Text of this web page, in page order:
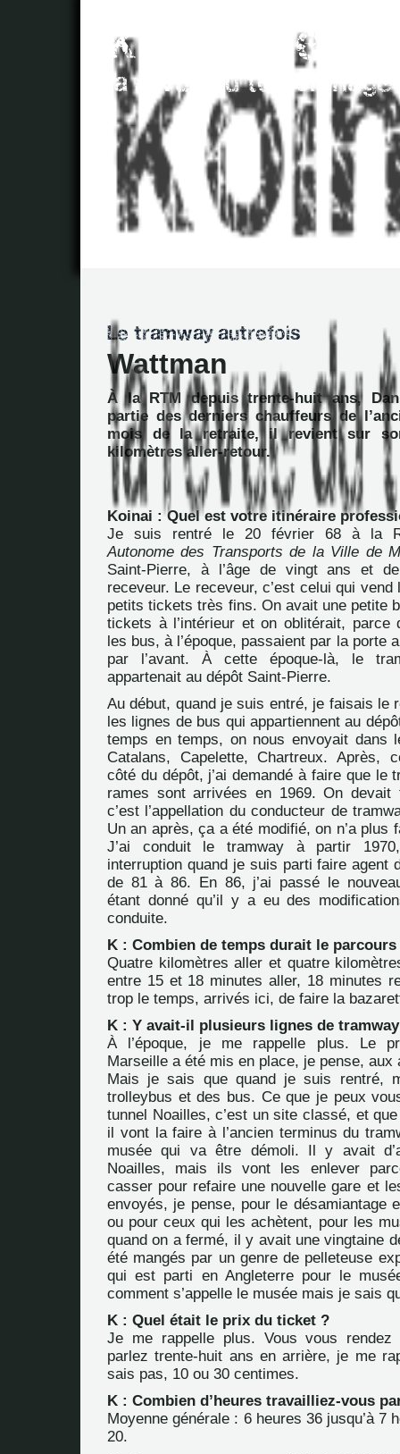
Wattman
À la RTM depuis trente-huit ans,
partie des derniers chauffeurs de
mois de la retraite, il revient sur
kilomètres aller-retour.
Koinai : Quel est votre itinéraire
Je suis rentré le 20 février 68 à la
Autonome des Transports de la Ville de
Saint-Pierre, à l’âge de vingt ans et
receveur. Le receveur, c’est celui qui
petits tickets très fins. On avait une petite
tickets à l’intérieur et on oblitérait, parce
les bus, à l’époque, passaient par la porte
par l’avant. À cette époque-là, le
appartenait au dépôt Saint-Pierre.
Au début, quand je suis entré, je faisais le
les lignes de bus qui appartiennent au
temps en temps, on nous envoyait dans
Catalans, Capelette, Chartreux. Après,
côté du dépôt, j’ai demandé à faire que le
rames sont arrivées en 1969. On
c’est l’appellation du conducteur de
Un an après, ça a été modifié, on n’a plus
J’ai conduit le tramway à partir
interruption quand je suis parti faire agent
de 81 à 86. En 86, j’ai passé le
étant donné qu’il y a eu des
conduite.
K : Combien de temps durait le
Quatre kilomètres aller et quatre
entre 15 et 18 minutes aller, 18 minutes
trop le temps, arrivés ici, de faire la
K : Y avait-il plusieurs lignes de
À l’époque, je me rappelle plus. Le
Marseille a été mis en place, je pense, aux
Mais je sais que quand je suis rentré,
trolleybus et des bus. Ce que je peux
tunnel Noailles, c’est un site classé, et
il vont la faire à l’ancien terminus du
musée qui va être démoli. Il y avait
Noailles, mais ils vont les enlever
casser pour refaire une nouvelle gare et
envoyés, je pense, pour le désamiantage
ou pour ceux qui les achètent, pour les
quand on a fermé, il y avait une vingtaine
été mangés par un genre de pelleteuse
qui est parti en Angleterre pour le
comment s’appelle le musée mais je sais
K : Quel était le prix du ticket ?
Je me rappelle plus. Vous vous rendez
parlez trente-huit ans en arrière, je me
sais pas, 10 ou 30 centimes.
K : Combien d’heures travailliez-vous
Moyenne générale : 6 heures 36 jusqu’à 7
20.